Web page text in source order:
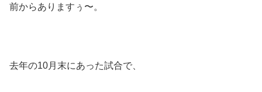
前からありますぅ〜。
去年の10月末にあった試合で、